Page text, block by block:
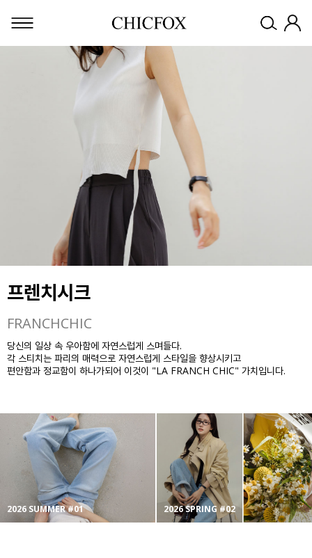
프렌치시크
FRANCHCHIC
당신의 일상 속 우아함에 자연스럽게 스며들다.
각 스티치는 파리의 매력으로 자연스럽게 스타일을 향상시키고
편안함과 정교함이 하나가되어 이것이 "LA FRANCH CHIC" 가치입니다.
2026 SUMMER #01 2026 SPRING #02